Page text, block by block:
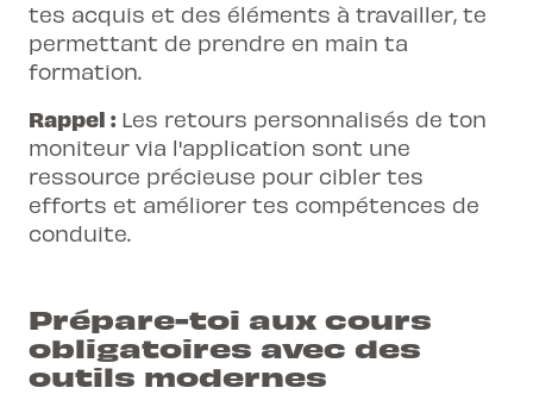
tes acquis et des éléments à travailler, te
permettant de prendre en main ta
formation.
Rappel : Les retours personnalisés de ton
moniteur via l'application sont une
ressource précieuse pour cibler tes
efforts et améliorer tes compétences de
conduite.
Prépare-toi aux cours
obligatoires avec des
outils modernes